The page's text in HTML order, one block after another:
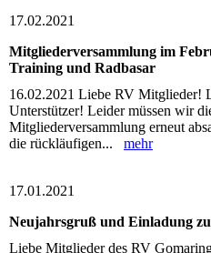
17.02.2021
Mitgliederversammlung im
Training und Radbasar
16.02.2021 Liebe RV Mitglieder!
Unterstützer! Leider müssen wir
Mitgliederversammlung erneut
die rückläufigen... mehr
17.01.2021
Neujahrsgruß und Einladung
Liebe Mitglieder des RV